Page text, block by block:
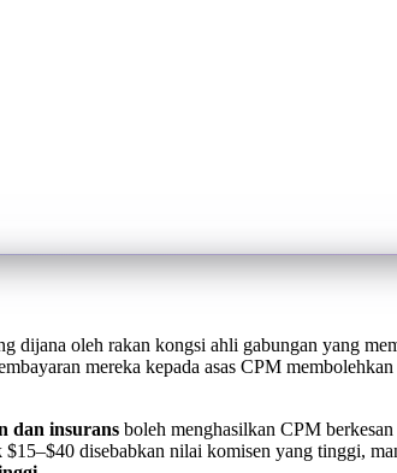
dijana oleh rakan kongsi ahli gabungan yang
mereka kepada asas CPM
dan insurans boleh menghasilkan CPM
disebabkan nilai komisen yang tinggi,